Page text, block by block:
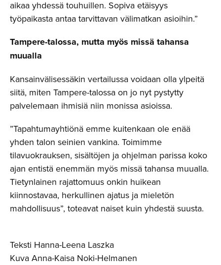
aikaa yhdessä touhuillen. Sopiva etäisyys
työpaikasta antaa tarvittavan välimatkan asioihin.”
Tampere-talossa, mutta myös missä tahansa
muualla
Kansainvälisessäkin vertailussa voidaan olla ylpeitä
siitä, miten Tampere-talossa on jo nyt pystytty
palvelemaan ihmisiä niin monissa asioissa.
”Tapahtumayhtiönä emme kuitenkaan ole enää
yhden talon seinien vankina. Toimimme
tilavuokrauksen, sisältöjen ja ohjelman parissa koko
ajan entistä enemmän myös missä tahansa muualla.
Tietynlainen rajattomuus onkin huikean
kiinnostavaa, herkullinen ajatus ja mieletön
mahdollisuus”, toteavat naiset kuin yhdestä suusta.
Teksti Hanna-Leena Laszka
Kuva Anna-Kaisa Noki-Helmanen